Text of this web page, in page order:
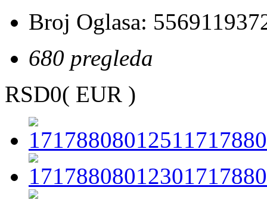
Broj Oglasa:
680 pregleda
RSD0( EUR )